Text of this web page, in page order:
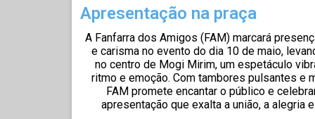
Apresentação na praça
A Fanfarra dos Amigos (FAM) marcará
e carisma no evento do dia 10 de maio,
no centro de Mogi Mirim, um espetáculo
ritmo e emoção. Com tambores pulsantes e
FAM promete encantar o público e
apresentação que exalta a união, a alegria